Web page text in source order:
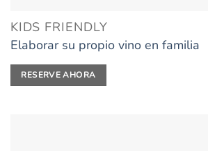
KIDS FRIENDLY
Elaborar su propio vino en familia
RESERVE AHORA